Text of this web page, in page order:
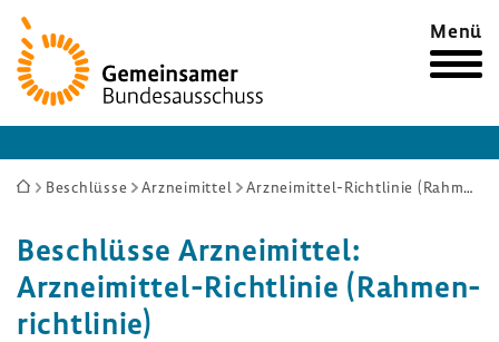
Zur
Startseite
Menü
Sie
hier:
Beschlüsse Arzneimittel Arzneimittel-Richtlinie (Rahmenrichtlinie)
Beschlüsse Arznei­mittel:
Arzneimittel-​Richtlinie (Rahmen­
richt­linie)